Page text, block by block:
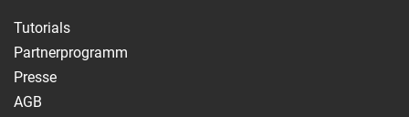
Tutorials
Partnerprogramm
Presse
AGB